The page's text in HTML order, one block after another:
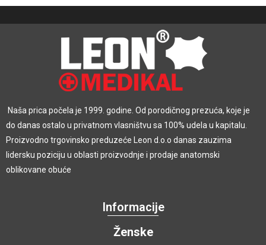
Naša prica počela je 1999. godine. Od porodičnog prezuća, koje je
do danas ostalo u privatnom vlasništvu sa 100% udela u kapitalu.
Proizvodno trgovinsko preduzeće Leon d.o.o danas zauzima
lidersku poziciju u oblasti proizvodnje i prodaje anatomski
oblikovane obuće
Informacije
Ženske